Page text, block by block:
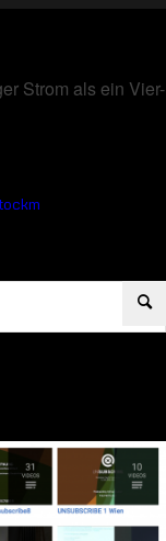
Strom als ein Vier-